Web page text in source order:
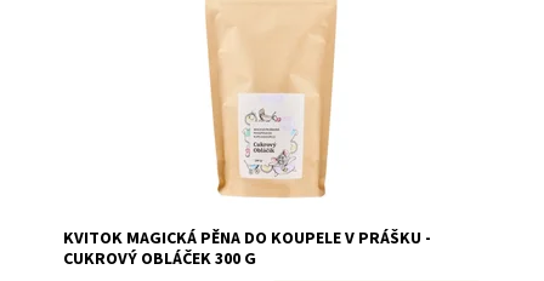
KVITOK MAGICKÁ PĚNA DO KOUPELE V PRÁŠKU -
CUKROVÝ OBLÁČEK 300 G